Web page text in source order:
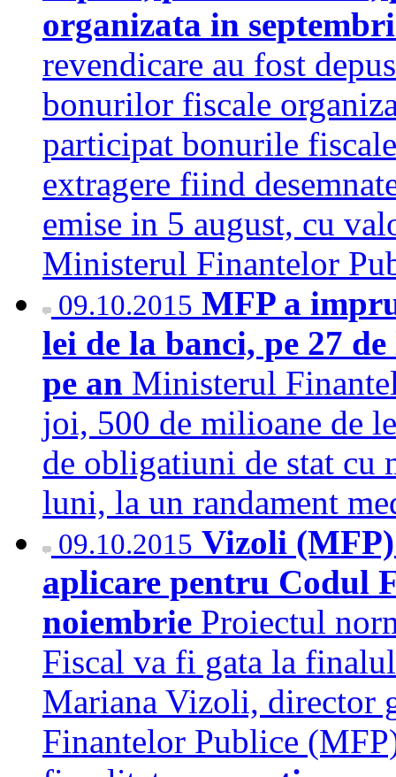
organizata in
revendicare au fost
bonurilor fiscale
participat bonurile
extragere fiind
emise in 5 august, cu
Ministerul Finantelor
09.10.2015 MFP a
lei de la banci, pe 27
pe an Ministerul
joi, 500 de milioane de
de obligatiuni de stat cu
luni, la un randament
09.10.2015 Vizoli
aplicare pentru Codul
noiembrie Proiectul
Fiscal va fi gata la
Mariana Vizoli, director
Finantelor Publice